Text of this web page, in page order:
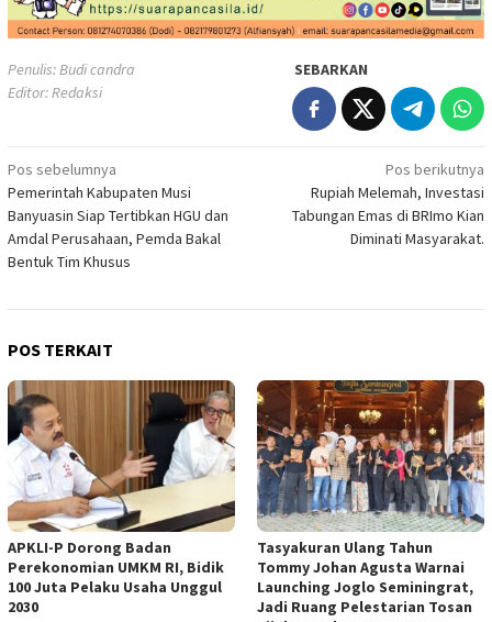
Penulis: Budi candra
Editor: Redaksi
SEBARKAN
Navigasi
pos
Pos sebelumnya
Pemerintah Kabupaten Musi
Banyuasin Siap Tertibkan HGU dan
Amdal Perusahaan, Pemda Bakal
Bentuk Tim Khusus
Pos berikutnya
Rupiah Melemah, Investasi
Tabungan Emas di BRImo Kian
Diminati Masyarakat.
POS TERKAIT
APKLI-P Dorong Badan
Perekonomian UMKM RI, Bidik
100 Juta Pelaku Usaha Unggul
2030
Tasyakuran Ulang Tahun
Tommy Johan Agusta Warnai
Launching Joglo Seminingrat,
Jadi Ruang Pelestarian Tosan